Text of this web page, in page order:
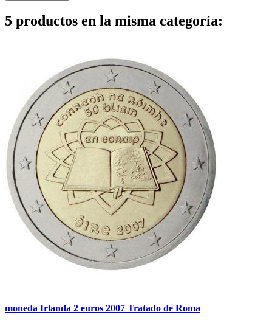
5 productos en la misma categoría:
moneda Irlanda 2 euros 2007 Tratado de Roma